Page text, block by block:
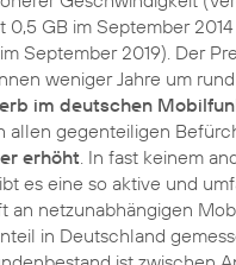
0,5 GB im September
September 2019). Der
weniger Jahre um
im deutschen
allen gegenteiligen
erhöht . In fast keinem
es eine so aktive und
an netzunabhängigen
in Deutschland